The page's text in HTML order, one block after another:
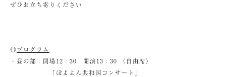
ぜひお立ち寄りください
◎プログラム
・昼の部：開場12：30 開演13：30 〈自由席〉
「ぼよよん共和国コンサート」